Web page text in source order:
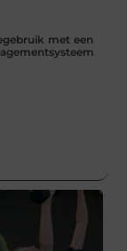
met een